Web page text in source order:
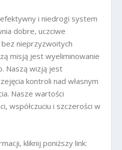
i niedrogi system
dobre, uczciwe
nieprzyzwoitych
misją jest wyeliminowanie
Naszą wizją jest
kontroli nad własnym
Nasze wartości
współczuciu i szczerości w
kliknij poniższy link: